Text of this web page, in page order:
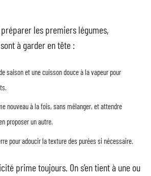
les premiers légumes,
à garder en tête :
saison et une cuisson douce à la vapeur pour
nouveau à la fois, sans mélanger, et attendre
proposer un autre.
pour adoucir la texture des purées si nécessaire.
prime toujours. On s’en tient à une ou